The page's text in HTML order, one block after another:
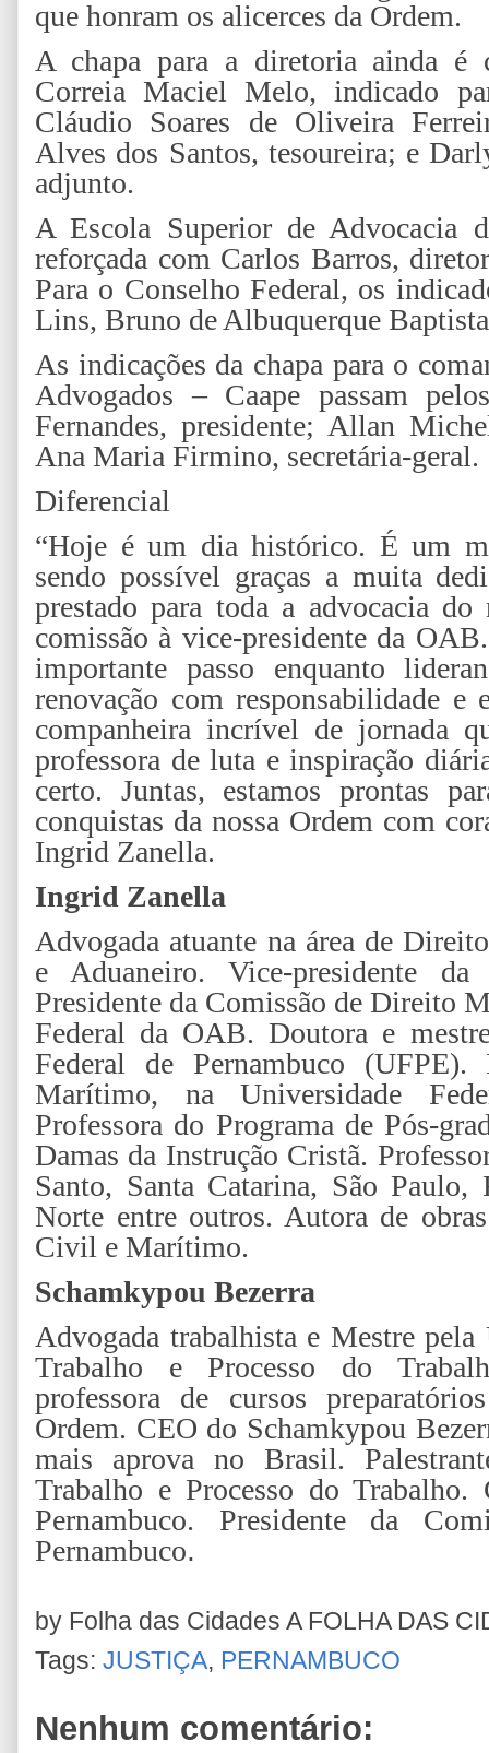
que honram os alicerces da Ordem.
A chapa para a diretoria ainda é
Correia Maciel Melo, indicado
Cláudio Soares de Oliveira
Alves dos Santos, tesoureira; e
adjunto.
A Escola Superior de Advocacia
reforçada com Carlos Barros,
Para o Conselho Federal, os
Lins, Bruno de Albuquerque
As indicações da chapa para o
Advogados – Caape passam
Fernandes, presidente; Allan
Ana Maria Firmino, secretária-geral.
Diferencial
“Hoje é um dia histórico. É um
sendo possível graças a muita
prestado para toda a advocacia
comissão à vice-presidente da
importante passo enquanto
renovação com responsabilidade e
companheira incrível de jornada
professora de luta e inspiração
certo. Juntas, estamos prontas
conquistas da nossa Ordem com
Ingrid Zanella.
Ingrid Zanella
Advogada atuante na área de
e Aduaneiro. Vice-presidente
Presidente da Comissão de Direito
Federal da OAB. Doutora e
Federal de Pernambuco
Marítimo, na Universidade
Professora do Programa de Pós-
Damas da Instrução Cristã.
Santo, Santa Catarina, São
Norte entre outros. Autora de
Civil e Marítimo.
Schamkypou Bezerra
Advogada trabalhista e Mestre
Trabalho e Processo do
professora de cursos
Ordem. CEO do Schamkypou
mais aprova no Brasil.
Trabalho e Processo do
Pernambuco. Presidente da
Pernambuco.
by Folha das Cidades A FOLHA DAS
Tags: JUSTIÇA, PERNAMBUCO
Nenhum comentário: